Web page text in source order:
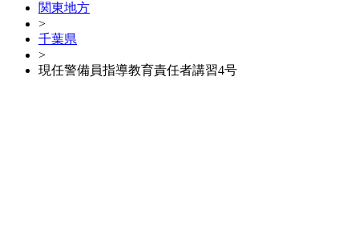
関東地方
>
千葉県
>
現任警備員指導教育責任者講習4号